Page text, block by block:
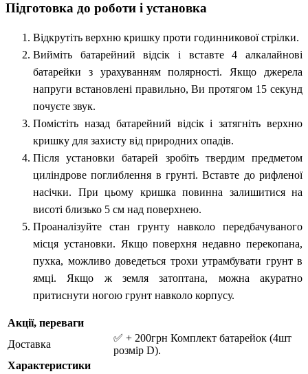
Підготовка до роботи і установка
Відкрутіть верхню кришку проти годинникової стрілки.
Вийміть батарейний відсік і вставте 4 алкалайнові
батарейки з урахуванням полярності. Якщо джерела
напруги встановлені правильно, Ви протягом 15 секунд
почуєте звук.
Помістіть назад батарейний відсік і затягніть верхню
кришку для захисту від природних опадів.
Після установки батарей зробіть твердим предметом
циліндрове поглиблення в грунті. Вставте до рифленої
насічки. При цьому кришка повинна залишитися на
висоті близько 5 см над поверхнею.
Проаналізуйте стан грунту навколо передбачуваного
місця установки. Якщо поверхня недавно перекопана,
пухка, можливо доведеться трохи утрамбувати грунт в
ямці. Якщо ж земля затоптана, можна акуратно
притиснути ногою грунт навколо корпусу.
Акції, переваги
Доставка
✅ + 200грн Комплект батарейок (4шт
розмір D).
Характеристики